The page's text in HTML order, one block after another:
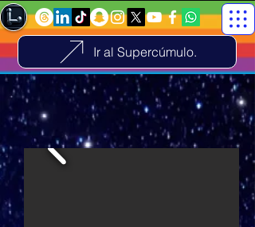
Ir al Supercúmulo.